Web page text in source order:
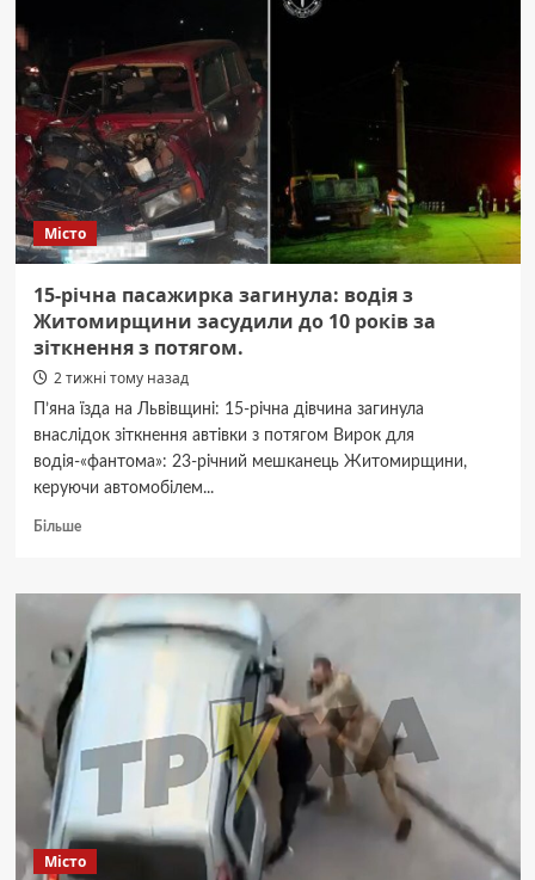
видатним
діячем,
Світланою
Іванівною
Воробйовою
Місто
15-річна пасажирка загинула: водія з
Житомирщини засудили до 10 років за
зіткнення з потягом.
2 тижні тому назад
П’яна їзда на Львівщині: 15-річна дівчина загинула
внаслідок зіткнення автівки з потягом Вирок для
водія-«фантома»: 23-річний мешканець Житомирщини,
керуючи автомобілем...
БільшеДокладніше
річна
пасажирка
загинула:
водія
з
Житомирщини
до
10
зіткнення
з
Місто